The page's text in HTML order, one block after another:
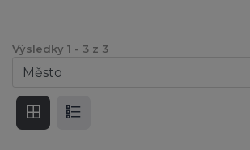
Výsledky 1 - 3 z 3